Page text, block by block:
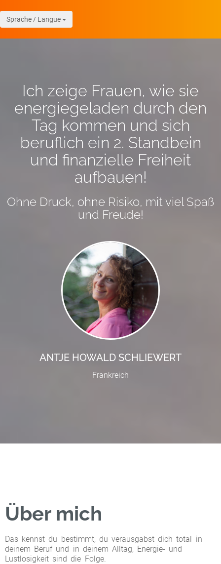
Sprache / Langue
Ich zeige Frauen, wie sie
energiegeladen durch den
Tag kommen und sich
beruflich ein 2. Standbein
und finanzielle Freiheit
aufbauen!
Ohne Druck, ohne Risiko, mit viel Spaß
und Freude!
ANTJE HOWALD SCHLIEWERT
Frankreich
Über mich
Das kennst du bestimmt, du verausgabst dich total in
deinem Beruf und in deinem Alltag, Energie- und
Lustlosigkeit sind die Folge.